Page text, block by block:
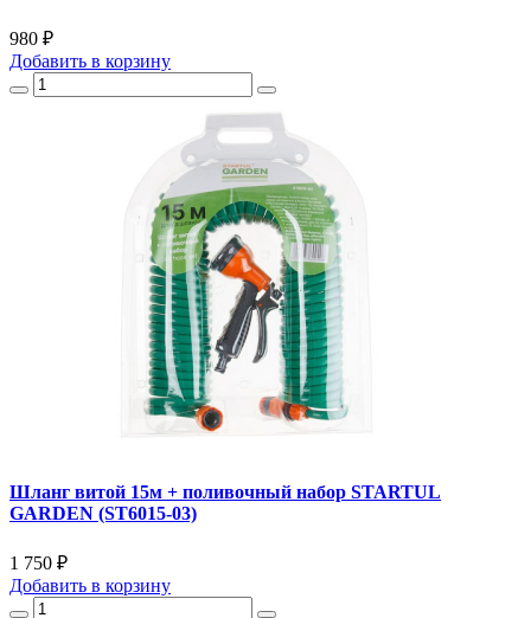
980 ₽
Добавить в корзину
Шланг витой 15м + поливочный набор STARTUL
GARDEN (ST6015-03)
1 750 ₽
Добавить в корзину